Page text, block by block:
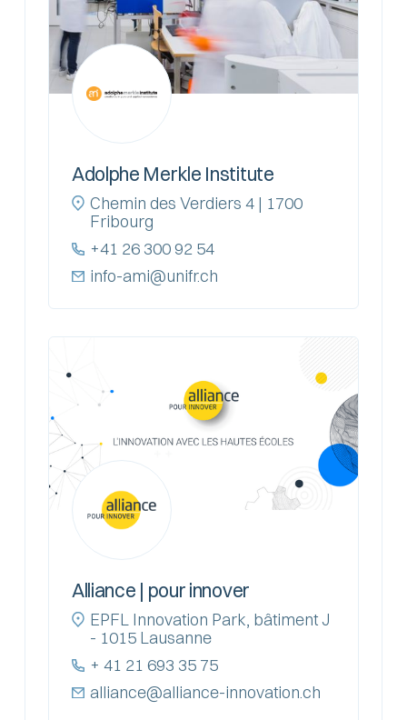
Adolphe Merkle Institute
Chemin des Verdiers 4 | 1700
Fribourg
+41 26 300 92 54
info-ami@unifr.ch
Alliance | pour innover
EPFL Innovation Park, bâtiment J
- 1015 Lausanne
+ 41 21 693 35 75
alliance@alliance-innovation.ch